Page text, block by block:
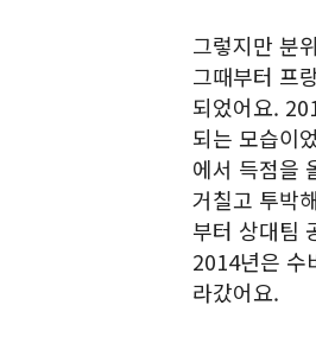
그렇지만 분
그때부터 프
되었어요.
되는 모습이
에서 득점을
거칠고 투박
부터 상대팀
2014년은 수
라갔어요.